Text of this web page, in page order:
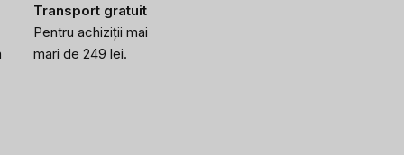
Transport gratuit
Pentru achiziții mai
mari de 249 lei.